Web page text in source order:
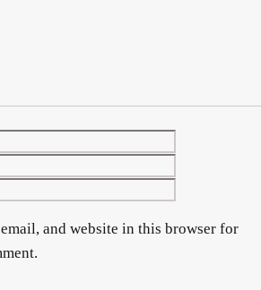
email, and website in this browser for